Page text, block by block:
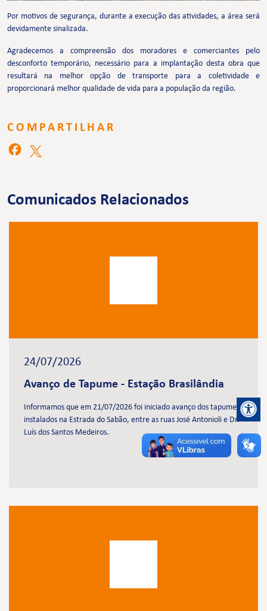
Por motivos de segurança, durante a execução das atividades, a área será
devidamente sinalizada.
Agradecemos a compreensão dos moradores e comerciantes pelo
desconforto temporário, necessário para a implantação desta obra que
resultará na melhor opção de transporte para a coletividade e
proporcionará melhor qualidade de vida para a população da região.
COMPARTILHAR
Comunicados Relacionados
24/07/2026
Avanço de Tapume - Estação Brasilândia
Informamos que em 21/07/2026 foi iniciado avanço dos tapumes
instalados na Estrada do Sabão, entre as ruas José Antonioli e Dr.
Luís dos Santos Medeiros.